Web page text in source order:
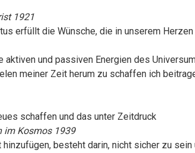
1921
erfüllt die Wünsche, die in unserem
und passiven Energien des
meiner Zeit herum zu schaffen ich
schaffen und das unter Zeitdruck
im Kosmos 1939
besteht darin, nicht sicher zu